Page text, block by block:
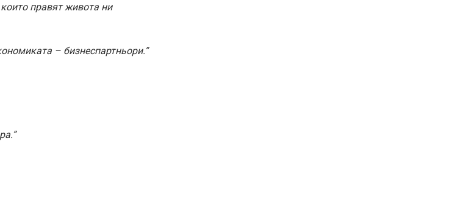
правят живота ни
– бизнеспартньори.”